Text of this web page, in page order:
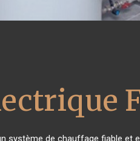
système de chauffage fiable et